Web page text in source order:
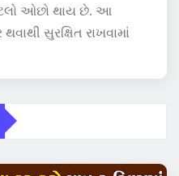
ઓછો થાય છે. આ
સુરક્ષિત રાખવામાં